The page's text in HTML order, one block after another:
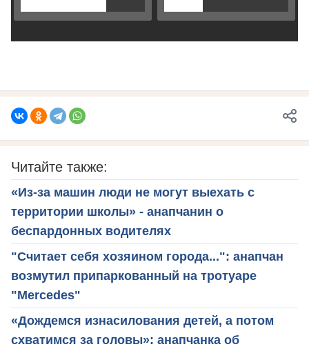
Читайте также:
«Из-за машин люди не могут выехать с
территории школы» - анапчанин о
беспардонных водителях
"Считает себя хозяином города...": анапчан
возмутил припаркованный на тротуаре
"Mercedes"
«Дождемся изнасилования детей, а потом
схватимся за головы»: анапчанка об